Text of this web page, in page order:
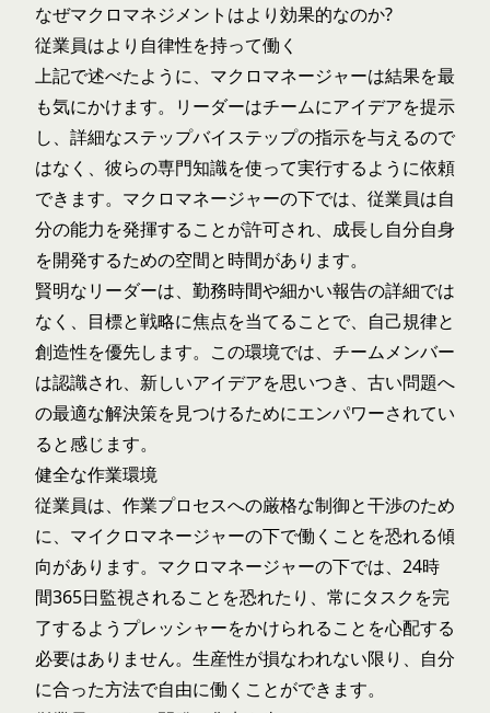
なぜマクロマネジメントはより効果的なのか?
従業員はより自律性を持って働く
上記で述べたように、マクロマネージャーは結果を最
も気にかけます。リーダーはチームにアイデアを提示
し、詳細なステップバイステップの指示を与えるので
はなく、彼らの専門知識を使って実行するように依頼
できます。マクロマネージャーの下では、従業員は自
分の能力を発揮することが許可され、成長し自分自身
を開発するための空間と時間があります。
賢明なリーダーは、勤務時間や細かい報告の詳細では
なく、目標と戦略に焦点を当てることで、自己規律と
創造性を優先します。この環境では、チームメンバー
は認識され、新しいアイデアを思いつき、古い問題へ
の最適な解決策を見つけるためにエンパワーされてい
ると感じます。
健全な作業環境
従業員は、作業プロセスへの厳格な制御と干渉のため
に、マイクロマネージャーの下で働くことを恐れる傾
向があります。マクロマネージャーの下では、24時
間365日監視されることを恐れたり、常にタスクを完
了するようプレッシャーをかけられることを心配する
必要はありません。生産性が損なわれない限り、自分
に合った方法で自由に働くことができます。